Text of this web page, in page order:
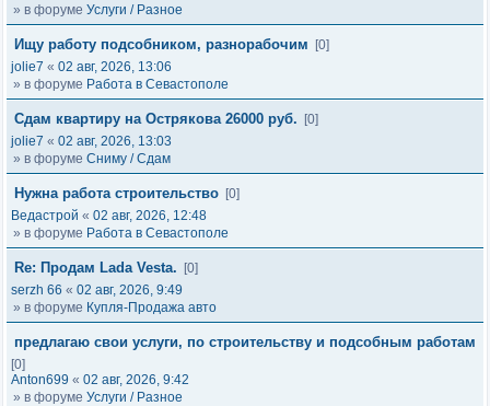
» в форуме Услуги / Разное
Ищу работу подсобником, разнорабочим
[0]
jolie7 « 02 авг, 2026, 13:06
» в форуме Работа в Севастополе
Сдам квартиру на Острякова 26000 руб.
[0]
jolie7 « 02 авг, 2026, 13:03
» в форуме Сниму / Сдам
Нужна работа строительство [0]
Ведастрой « 02 авг, 2026, 12:48
» в форуме Работа в Севастополе
Re: Продам Lada Vesta.
[0]
serzh 66 « 02 авг, 2026, 9:49
» в форуме Купля-Продажа авто
предлагаю свои услуги, по строительству и подсобным работам
[0]
Anton699 « 02 авг, 2026, 9:42
» в форуме Услуги / Разное